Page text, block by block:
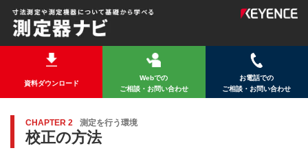
資料ダウンロード
Webでの
ご相談・お問い合わせ
お電話での
ご相談・お問い合わせ
CHAPTER 2 測定を行う環境
校正の方法